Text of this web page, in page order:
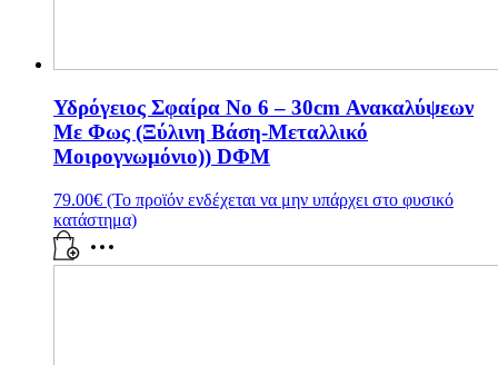
Υδρόγειος Σφαίρα Νο 6 – 30cm Ανακαλύψεων
Με Φως (Ξύλινη Βάση-Μεταλλικό
Μοιρογνωμόνιο)) DΦΜ
79.00€ (Το προϊόν ενδέχεται να μην υπάρχει στο φυσικό
κατάστημα)